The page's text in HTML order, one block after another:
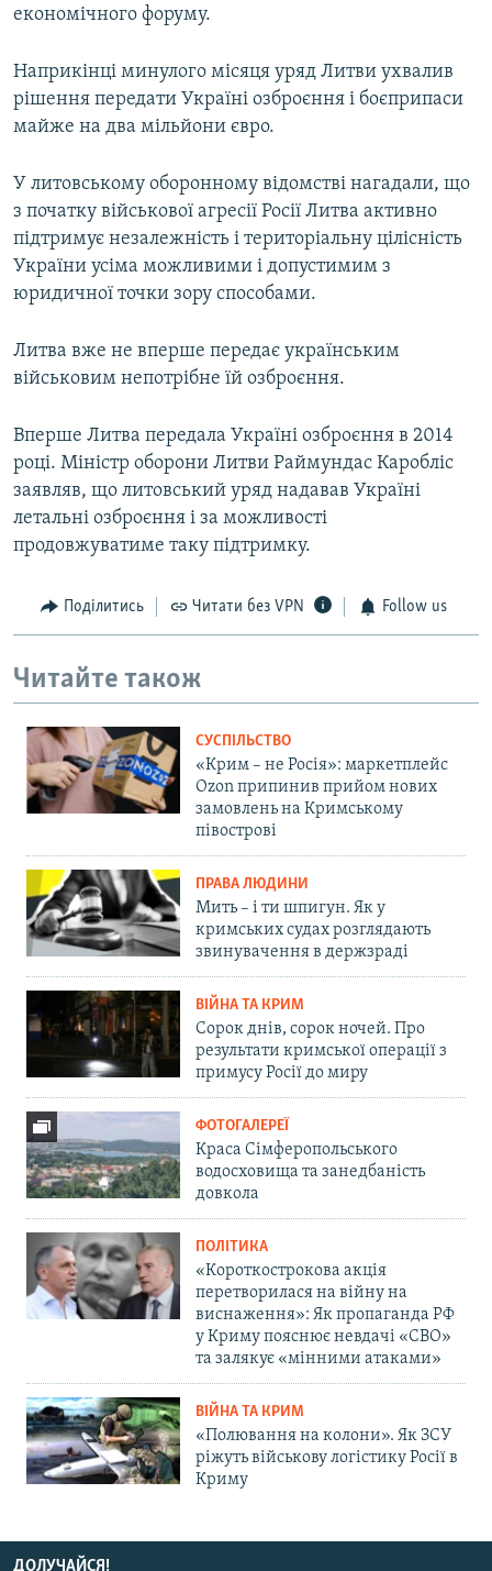
економічного форуму.
Наприкінці минулого місяця уряд Литви ухвалив
рішення передати Україні озброєння і боєприпаси
майже на два мільйони євро.
У литовському оборонному відомстві нагадали, що
з початку військової агресії Росії Литва активно
підтримує незалежність і територіальну цілісність
України усіма можливими і допустимим з
юридичної точки зору способами.
Литва вже не вперше передає українським
військовим непотрібне їй озброєння.
Вперше Литва передала Україні озброєння в 2014
році. Міністр оборони Литви Раймундас Каробліс
заявляв, що литовський уряд надавав Україні
летальні озброєння і за можливості
продовжуватиме таку підтримку.
Поділитись Читати без VPN Follow us
Читайте також
СУСПІЛЬСТВО
«Крим – не Росія»: маркетплейс
Ozon припинив прийом нових
замовлень на Кримському
півострові
ПРАВА ЛЮДИНИ
Мить – і ти шпигун. Як у
кримських судах розглядають
звинувачення в держзраді
ВІЙНА ТА КРИМ
Сорок днів, сорок ночей. Про
результати кримської операції з
примусу Росії до миру
ФОТОГАЛЕРЕЇ
Краса Сімферопольського
водосховища та занедбаність
довкола
ПОЛІТИКА
«Короткострокова акція
перетворилася на війну на
виснаження»: Як пропаганда РФ
у Криму пояснює невдачі «СВО»
та залякує «мінними атаками»
ВІЙНА ТА КРИМ
«Полювання на колони». Як ЗСУ
ріжуть військову логістику Росії в
Криму
ДОЛУЧАЙСЯ!